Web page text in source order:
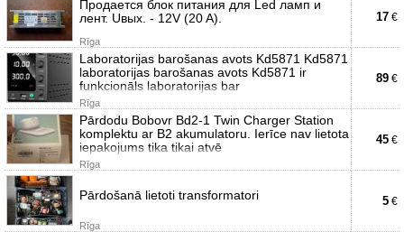
Продается блок питания для Led ламп и
лент. Uвых. - 12V (20 A).
Rīga
17 €
Laboratorijas barošanas avots Kd5871 Kd5871
laboratorijas barošanas avots Kd5871 ir
funkcionāls laboratorijas bar
Rīga
89 €
Pārdodu Bobovr Bd2-1 Twin Charger Station
komplektu ar B2 akumulatoru. Ierīce nav lietota
iepakojums tika tikai atvē
Rīga
45 €
Pārdošanā lietoti transformatori
Rīga
5 €